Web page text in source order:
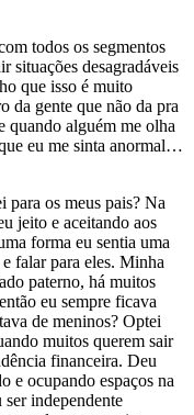
todos os segmentos
situações desagradáveis
que isso é muito
da gente que não da pra
quando alguém me olha
eu me sinta anormal…
os meus pais? Na
jeito e aceitando aos
forma eu sentia uma
falar para eles. Minha
paterno, há muitos
eu sempre ficava
de meninos? Optei
muitos querem sair
financeira. Deu
e ocupando espaços na
ser independente